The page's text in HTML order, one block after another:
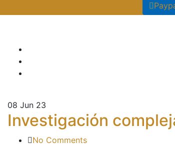
08 Jun 23
Investigación
No Comments